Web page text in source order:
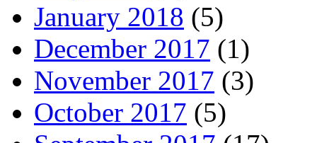
January 2018 (5)
December 2017 (1)
November 2017 (3)
October 2017 (5)